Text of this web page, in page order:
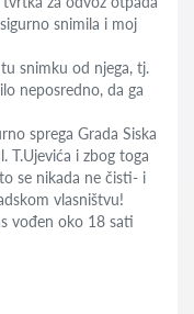
snimila i moj
snimku od njega, tj.
neposredno, da ga
sprega Grada Siska
T.Ujevića i zbog toga
se nikada ne čisti- i
vlasništvu!
vođen oko 18 sati